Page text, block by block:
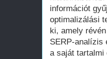
információt
optimalizálási
ki, amely
SERP-analízis
a saját tartalmi